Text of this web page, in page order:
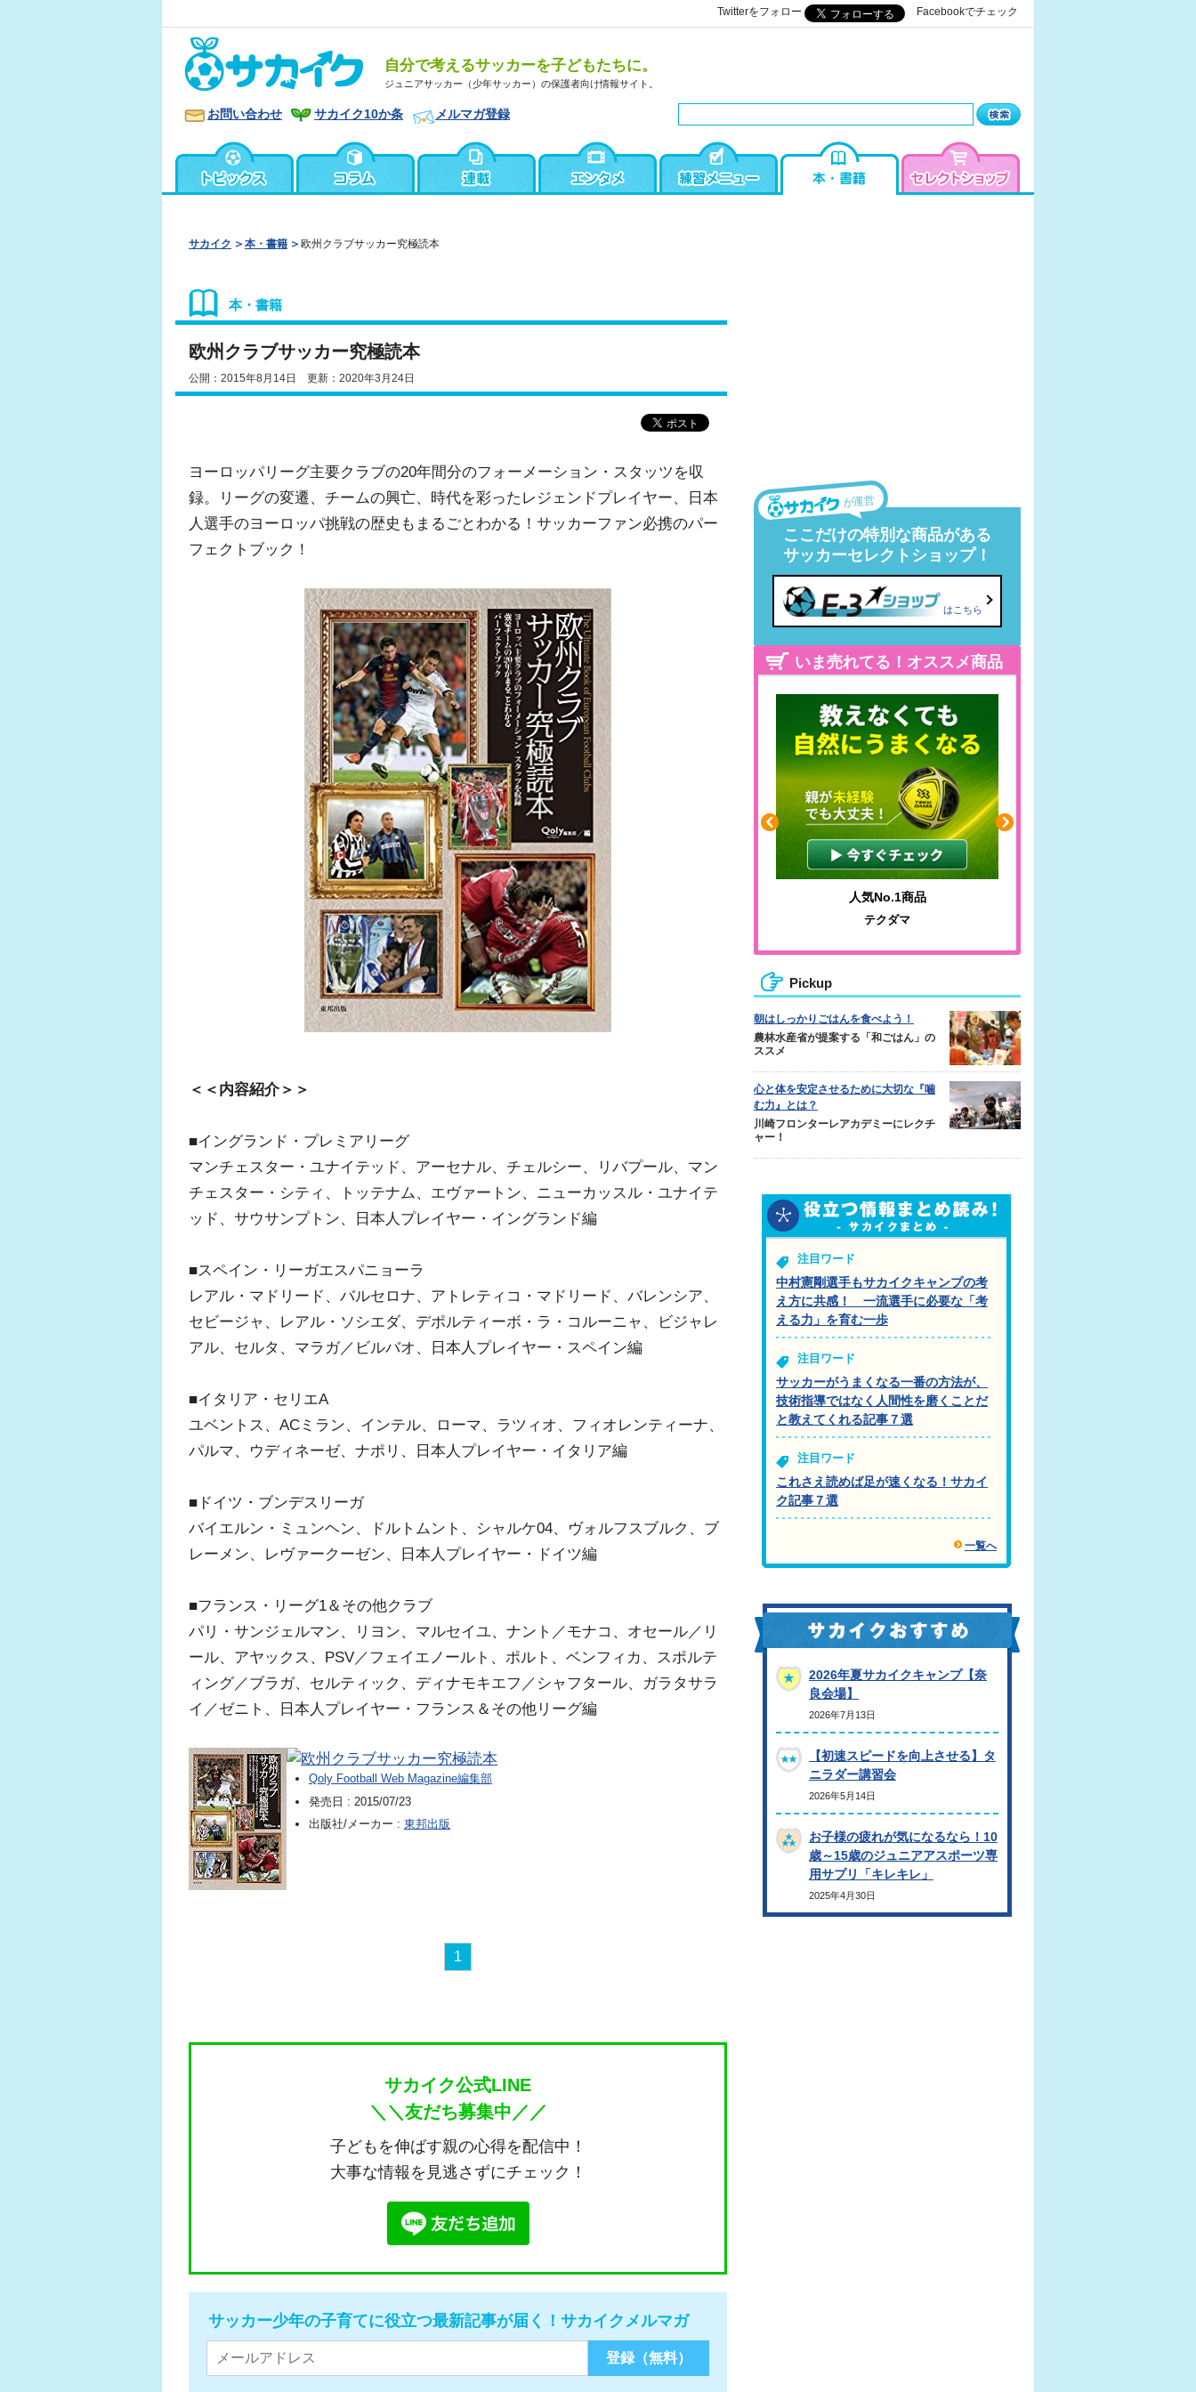
Twitterをフォロー Facebookでチェック
自分で考えるサッカーを子どもたちに。
ジュニアサッカー（少年サッカー）の保護者向け情報サイト。
お問い合わせ サカイク10か条 メルマガ登録
サカイク 本・書籍 欧州クラブサッカー究極読本
本・書籍
欧州クラブサッカー究極読本
公開：2015年8月14日 更新：2020年3月24日
ヨーロッパリーグ主要クラブの20年間分のフォーメーション・スタッツを収
録。リーグの変遷、チームの興亡、時代を彩ったレジェンドプレイヤー、日本
人選手のヨーロッパ挑戦の歴史もまるごとわかる！サッカーファン必携のパー
フェクトブック！
＜＜内容紹介＞＞
■イングランド・プレミアリーグ
マンチェスター・ユナイテッド、アーセナル、チェルシー、リバプール、マン
チェスター・シティ、トッテナム、エヴァートン、ニューカッスル・ユナイテ
ッド、サウサンプトン、日本人プレイヤー・イングランド編
■スペイン・リーガエスパニョーラ
レアル・マドリード、バルセロナ、アトレティコ・マドリード、バレンシア、
セビージャ、レアル・ソシエダ、デポルティーボ・ラ・コルーニャ、ビジャレ
アル、セルタ、マラガ／ビルバオ、日本人プレイヤー・スペイン編
■イタリア・セリエA
ユベントス、ACミラン、インテル、ローマ、ラツィオ、フィオレンティーナ、
パルマ、ウディネーゼ、ナポリ、日本人プレイヤー・イタリア編
■ドイツ・ブンデスリーガ
バイエルン・ミュンヘン、ドルトムント、シャルケ04、ヴォルフスブルク、ブ
レーメン、レヴァークーゼン、日本人プレイヤー・ドイツ編
■フランス・リーグ1＆その他クラブ
パリ・サンジェルマン、リヨン、マルセイユ、ナント／モナコ、オセール／リ
ール、アヤックス、PSV／フェイエノールト、ポルト、ベンフィカ、スポルテ
ィング／ブラガ、セルティック、ディナモキエフ／シャフタール、ガラタサラ
イ／ゼニト、日本人プレイヤー・フランス＆その他リーグ編
欧州クラブサッカー究極読本
Qoly Football Web Magazine編集部
発売日 : 2015/07/23
出版社/メーカー : 東邦出版
1
サカイク公式LINE
＼＼友だち募集中／／
子どもを伸ばす親の心得を配信中！
大事な情報を見逃さずにチェック！
サッカー少年の子育てに役立つ最新記事が届く！サカイクメルマガ
が運営
ここだけの特別な商品がある
サッカーセレクトショップ！
はこちら
いま売れてる！オススメ商品
ふくらはぎの張りや疲れに
ジュニアレッグリカバリー
人気No.1商品
テクダマ
Pickup
朝はしっかりごはんを食べよう！
農林水産省が提案する「和ごはん」の
ススメ
心と体を安定させるために大切な『噛
む力』とは？
川崎フロンターレアカデミーにレクチ
ャー！
注目ワード
中村憲剛選手もサカイクキャンプの考
え方に共感！ 一流選手に必要な「考
える力」を育む一歩
注目ワード
サッカーがうまくなる一番の方法が、
技術指導ではなく人間性を磨くことだ
と教えてくれる記事７選
注目ワード
これさえ読めば足が速くなる！サカイ
ク記事７選
一覧へ
2026年夏サカイクキャンプ【奈
良会場】
2026年7月13日
【初速スピードを向上させる】タ
ニラダー講習会
2026年5月14日
お子様の疲れが気になるなら！10
歳～15歳のジュニアアスポーツ専
用サプリ「キレキレ」
2025年4月30日